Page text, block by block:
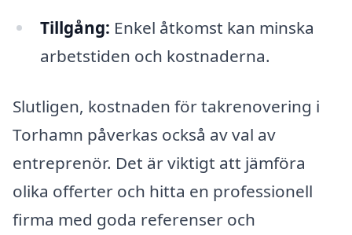
Tillgång: Enkel åtkomst kan minska
arbetstiden och kostnaderna.
Slutligen, kostnaden för takrenovering i
Torhamn påverkas också av val av
entreprenör. Det är viktigt att jämföra
olika offerter och hitta en professionell
firma med goda referenser och